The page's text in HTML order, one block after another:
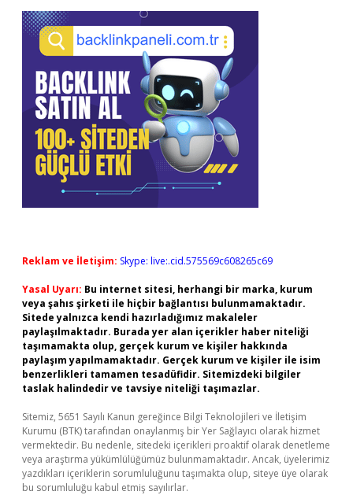
Reklam ve İletişim: Skype: live:.cid.575569c608265c69
Yasal Uyarı: Bu internet sitesi, herhangi bir marka, kurum
veya şahıs şirketi ile hiçbir bağlantısı bulunmamaktadır.
Sitede yalnızca kendi hazırladığımız makaleler
paylaşılmaktadır. Burada yer alan içerikler haber niteliği
taşımamakta olup, gerçek kurum ve kişiler hakkında
paylaşım yapılmamaktadır. Gerçek kurum ve kişiler ile isim
benzerlikleri tamamen tesadüfidir. Sitemizdeki bilgiler
taslak halindedir ve tavsiye niteliği taşımazlar.
Sitemiz, 5651 Sayılı Kanun gereğince Bilgi Teknolojileri ve İletişim
Kurumu (BTK) tarafından onaylanmış bir Yer Sağlayıcı olarak hizmet
vermektedir. Bu nedenle, sitedeki içerikleri proaktif olarak denetleme
veya araştırma yükümlülüğümüz bulunmamaktadır. Ancak, üyelerimiz
yazdıkları içeriklerin sorumluluğunu taşımakta olup, siteye üye olarak
bu sorumluluğu kabul etmiş sayılırlar.